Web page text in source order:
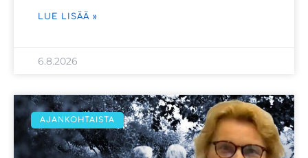
LUE LISÄÄ »
6.8.2026
AJANKOHTAISTA